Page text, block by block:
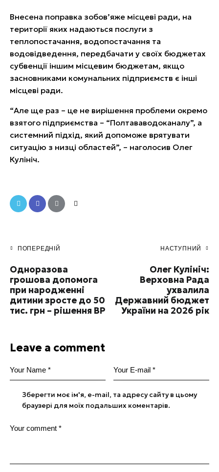
Внесена поправка зобов’яже місцеві ради, на
території яких надаються послуги з
теплопостачання, водопостачання та
водовідведення, передбачати у своїх бюджетах
субвенції іншим місцевим бюджетам, якщо
засновниками комунальних підприємств є інші
місцеві ради.
“Але ще раз – це не вирішення проблеми окремо
взятого підприємства – “Полтававодоканалу”, а
системний підхід, який допоможе врятувати
ситуацію з низці областей”, – наголосив Олег
Кулініч.
ПОПЕРЕДНІЙ
Одноразова
грошова допомога
при народженні
дитини зросте до 50
тис. грн – рішення ВР
НАСТУПНИЙ
Олег Кулініч:
Верховна Рада
ухвалила
Державний бюджет
України на 2026 рік
Leave a comment
Зберегти моє ім'я, e-mail, та адресу сайту в цьому
браузері для моїх подальших коментарів.